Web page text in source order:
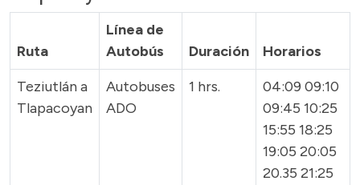
Ruta
Línea de
Autobús
Duración
Horarios
Teziutlán a
Tlapacoyan
Autobuses
ADO
1 hrs.
04:09 09:10
09:45 10:25
15:55 18:25
19:05 20:05
20.35 21:25